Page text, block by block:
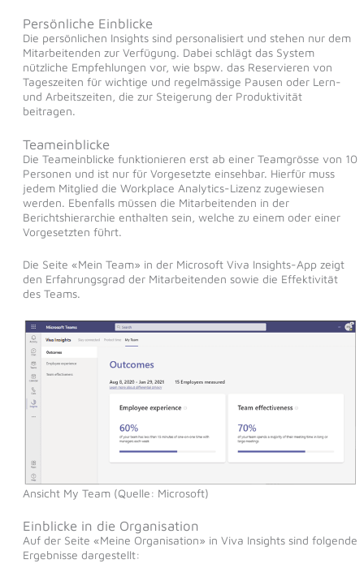
Persönliche Einblicke
Die persönlichen Insights sind personalisiert und stehen nur dem
Mitarbeitenden zur Verfügung. Dabei schlägt das System
nützliche Empfehlungen vor, wie bspw. das Reservieren von
Tageszeiten für wichtige und regelmässige Pausen oder Lern-
und Arbeitszeiten, die zur Steigerung der Produktivität
beitragen.
Teameinblicke
Die Teameinblicke funktionieren erst ab einer Teamgrösse von 10
Personen und ist nur für Vorgesetzte einsehbar. Hierfür muss
jedem Mitglied die Workplace Analytics-Lizenz zugewiesen
werden. Ebenfalls müssen die Mitarbeitenden in der
Berichtshierarchie enthalten sein, welche zu einem oder einer
Vorgesetzten führt.
Die Seite «Mein Team» in der Microsoft Viva Insights-App zeigt
den Erfahrungsgrad der Mitarbeitenden sowie die Effektivität
des Teams.
Ansicht My Team (Quelle: Microsoft)
Einblicke in die Organisation
Auf der Seite «Meine Organisation» in Viva Insights sind folgende
Ergebnisse dargestellt: